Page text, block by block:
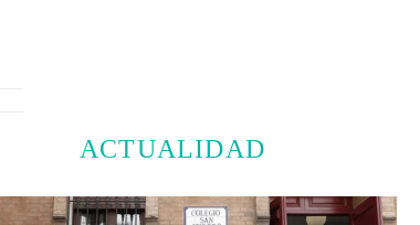
ACTUALIDAD